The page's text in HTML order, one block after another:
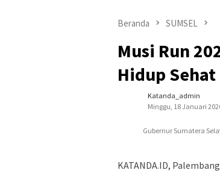
Beranda SUMSEL
Musi Run
Hidup
Katanda_admin
Minggu, 18 Januari
Gubernur Sumatera
KATANDA.ID,